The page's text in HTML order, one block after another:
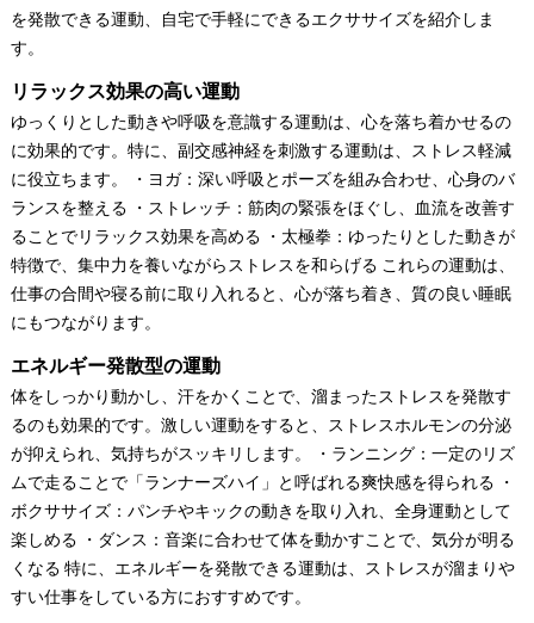
を発散できる運動、自宅で手軽にできるエクササイズを紹介しま
す。
リラックス効果の高い運動
ゆっくりとした動きや呼吸を意識する運動は、心を落ち着かせるの
に効果的です。特に、副交感神経を刺激する運動は、ストレス軽減
に役立ちます。 ・ヨガ：深い呼吸とポーズを組み合わせ、心身のバ
ランスを整える ・ストレッチ：筋肉の緊張をほぐし、血流を改善す
ることでリラックス効果を高める ・太極拳：ゆったりとした動きが
特徴で、集中力を養いながらストレスを和らげる これらの運動は、
仕事の合間や寝る前に取り入れると、心が落ち着き、質の良い睡眠
にもつながります。
エネルギー発散型の運動
体をしっかり動かし、汗をかくことで、溜まったストレスを発散す
るのも効果的です。激しい運動をすると、ストレスホルモンの分泌
が抑えられ、気持ちがスッキリします。 ・ランニング：一定のリズ
ムで走ることで「ランナーズハイ」と呼ばれる爽快感を得られる ・
ボクササイズ：パンチやキックの動きを取り入れ、全身運動として
楽しめる ・ダンス：音楽に合わせて体を動かすことで、気分が明る
くなる 特に、エネルギーを発散できる運動は、ストレスが溜まりや
すい仕事をしている方におすすめです。